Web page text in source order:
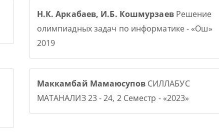
Н.К. Аркабаев, И.Б. КошмурзаевРешение
олимпиадных задач по информатике - «Ош»
2019
Маккамбай МамаюсуповСИЛЛАБУС
МАТАНАЛИЗ 23 - 24, 2 Семестр - «2023»